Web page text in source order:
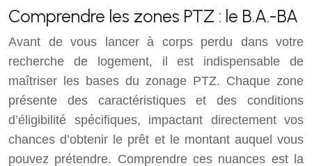
Comprendre les zones PTZ : le B.A.-BA
Avant de vous lancer à corps perdu dans votre
recherche de logement, il est indispensable de
maîtriser les bases du zonage PTZ. Chaque zone
présente des caractéristiques et des conditions
d’éligibilité spécifiques, impactant directement vos
chances d’obtenir le prêt et le montant auquel vous
pouvez prétendre. Comprendre ces nuances est la